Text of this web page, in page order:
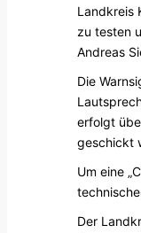
Landkreis
zu testen
Andreas
Die
erfolgt
geschickt
Um eine
Der